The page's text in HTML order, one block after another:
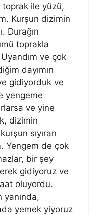
ile yüzü,
Kurşun dizimin
Durağın
toprakla
ve çok
dayımın
gidiyorduk ve
yengeme
ve yine
dizimin
sıyıran
Yengem de çok
bir şey
gidiyoruz ve
oluyordu.
yemek yiyoruz